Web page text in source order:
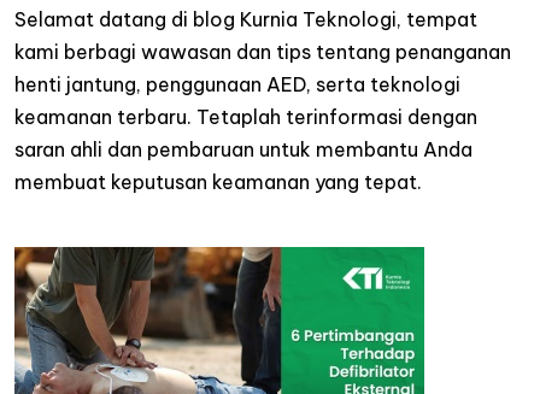
Selamat datang di blog Kurnia Teknologi, tempat
kami berbagi wawasan dan tips tentang penanganan
henti jantung, penggunaan AED, serta teknologi
keamanan terbaru. Tetaplah terinformasi dengan
saran ahli dan pembaruan untuk membantu Anda
membuat keputusan keamanan yang tepat.